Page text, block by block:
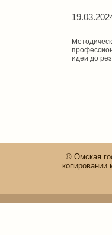
идеи до
© Омская
копировании